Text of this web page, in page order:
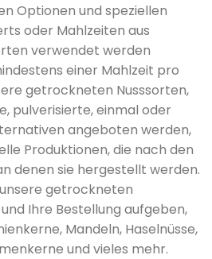
Optionen und speziellen
oder Mahlzeiten aus
verwendet werden
einer Mahlzeit pro
getrockneten Nusssorten,
pulverisierte, einmal oder
angeboten werden,
Produktionen, die nach den
denen sie hergestellt werden.
getrockneten
Ihre Bestellung aufgeben,
Mandeln, Haselnüsse,
und vieles mehr.